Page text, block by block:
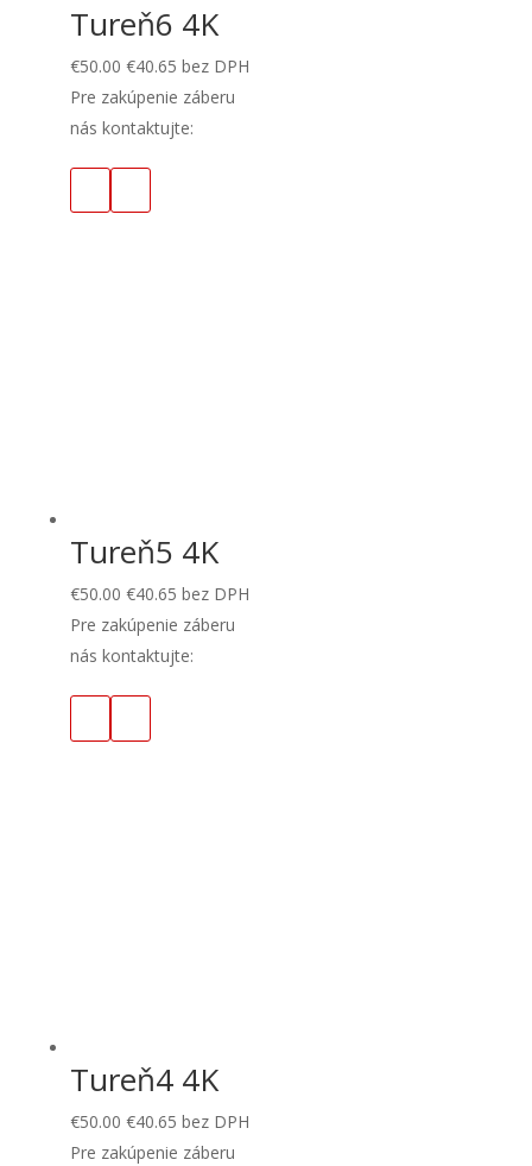
Tureň6 4K
€50.00 €40.65 bez DPH
Pre zakúpenie záberu
nás kontaktujte:
Tureň5 4K
€50.00 €40.65 bez DPH
Pre zakúpenie záberu
nás kontaktujte:
Tureň4 4K
€50.00 €40.65 bez DPH
Pre zakúpenie záberu